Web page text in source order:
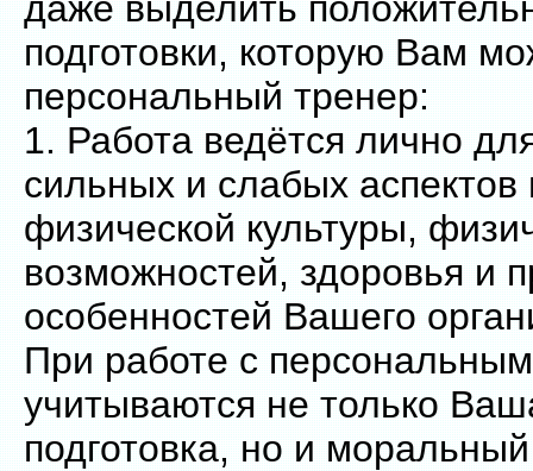
подготовки, которую Вам
персональный тренер:
1. Работа ведётся лично
сильных и слабых
физической культуры,
возможностей, здоровья и
особенностей Вашего
При работе с
учитываются не только
подготовка, но и